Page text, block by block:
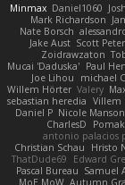
Minmax Daniel1060
Mark Richardson
Nate Borsch
Jake Aust Scott
Zoidrawzaton
Mucai 'Daduska' Paul
Joe Lihou
michael
Willem Hörter Valery
sebastian heredia Villem
Daniel P Nicole Manson
CharlesD
antonio palacios
Christian Schau
Hristo
ThatDude69
Edward
Pascal Bureau Samuel
MoE MoW Autumn